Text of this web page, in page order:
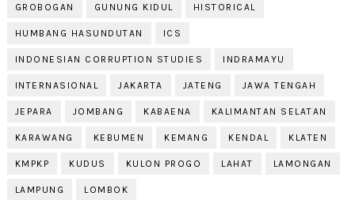
GROBOGAN GUNUNG KIDUL HISTORICAL
HUMBANG HASUNDUTAN ICS
INDONESIAN CORRUPTION STUDIES INDRAMAYU
INTERNASIONAL JAKARTA JATENG JAWA TENGAH
JEPARA JOMBANG KABAENA KALIMANTAN SELATAN
KARAWANG KEBUMEN KEMANG KENDAL KLATEN
KMPKP KUDUS KULON PROGO LAHAT LAMONGAN
LAMPUNG LOMBOK